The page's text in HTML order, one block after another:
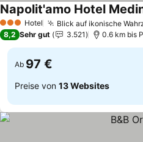
3 SterneHotel Blick auf ikonische
Napolit'amo Hotel
8,2 Sehr gut 3.521 0.6 km bis
Ab 97 €
Preise von 13 Websites